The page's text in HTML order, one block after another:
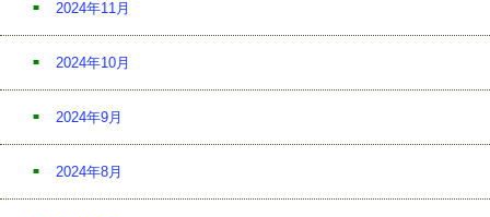
2024年11月
2024年10月
2024年9月
2024年8月